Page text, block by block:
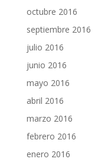
octubre 2016
septiembre 2016
julio 2016
junio 2016
mayo 2016
abril 2016
marzo 2016
febrero 2016
enero 2016